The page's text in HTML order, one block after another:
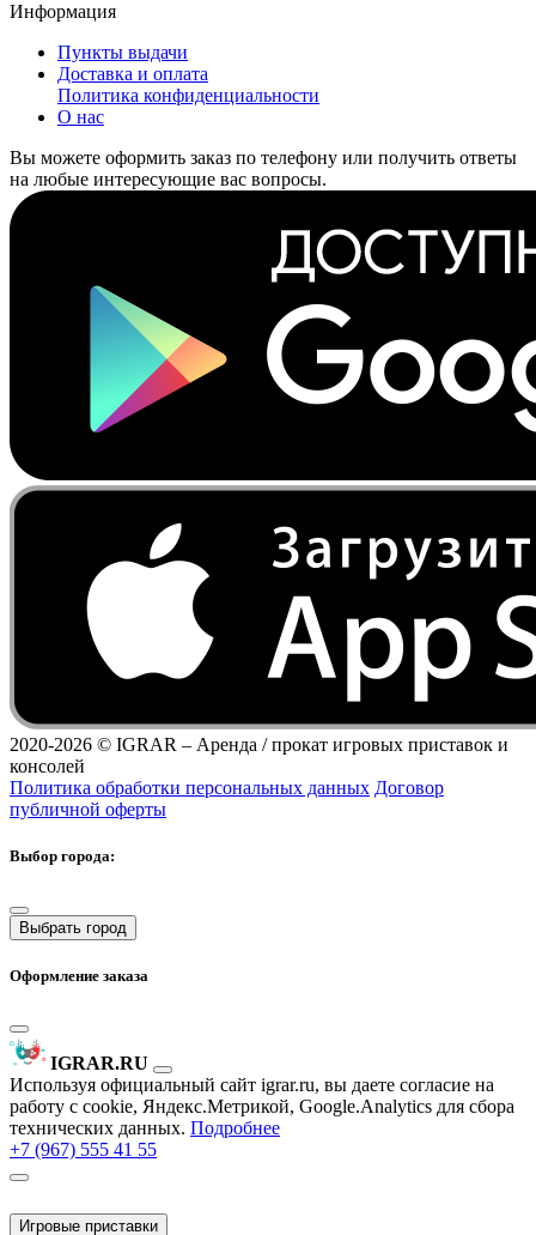
Информация
Пункты выдачи
Доставка и оплата
Политика конфиденциальности
О нас
Вы можете оформить заказ по телефону или получить ответы
на любые интересующие вас вопросы.
2020-2026 © IGRAR – Аренда / прокат игровых приставок и
консолей
Политика обработки персональных данных Договор
публичной оферты
Выбор города:
Выбрать город
Оформление заказа
IGRAR.RU
Используя официальный сайт igrar.ru, вы даете согласие на
работу с cookie, Яндекс.Метрикой, Google.Analytics для сбора
технических данных. Подробнее
+7 (967) 555 41 55
Игровые приставки